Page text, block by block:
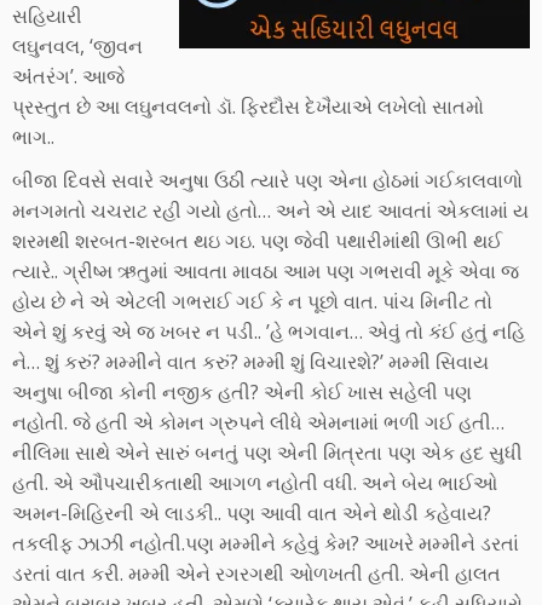
સહિયારી
લઘુનવલ, ‘જીવન
અંંતરંગ’. આજે
પ્રસ્તુત છે આ લઘુનવલનો ડૉ. ફિરદૌસ દેખૈયાએ લખેલો સાતમો
ભાગ..
બીજા દિવસે સવારે અનુષા ઉઠી ત્યારે પણ એના હોઠમાં ગઈકાલવાળો
મનગમતો ચચરાટ રહી ગયો હતો… અને એ યાદ આવતાં એકલામાં ય
શરમથી શરબત-શરબત થઇ ગઇ. પણ જેવી પથારીમાંથી ઊભી થઈ
ત્યારે.. ગ્રીષ્મ ઋતુમાં આવતા માવઠા આમ પણ ગભરાવી મૂકે એવા જ
હોય છે ને એ એટલી ગભરાઈ ગઈ કે ન પૂછો વાત. પાંચ મિનીટ તો
એને શું કરવું એ જ ખબર ન પડી.. ’હે ભગવાન… એવું તો કંઈ હતું નહિ
ને… શું કરું? મમ્મીને વાત કરું? મમ્મી શું વિચારશે?’ મમ્મી સિવાય
અનુષા બીજા કોની નજીક હતી? એની કોઈ ખાસ સહેલી પણ
નહોતી. જે હતી એ કોમન ગ્રુપને લીધે એમનામાં ભળી ગઈ હતી…
નીલિમા સાથે એને સારું બનતું પણ એની મિત્રતા પણ એક હદ સુધી
હતી. એ ઔપચારીકતાથી આગળ નહોતી વધી. અને બેય ભાઈઓ
અમન-મિહિરની એ લાડકી.. પણ આવી વાત એને થોડી કહેવાય?
તકલીફ ઝાઝી નહોતી.પણ મમ્મીને કહેવું કેમ? આખરે મમ્મીને ડરતાં
ડરતાં વાત કરી. મમ્મી એને રગરગથી ઓળખતી હતી. એની હાલત